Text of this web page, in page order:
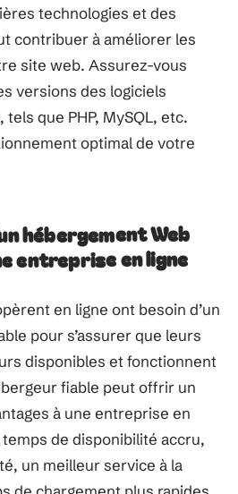
technologies et des
contribuer à améliorer les
site web. Assurez-vous
versions des logiciels
que PHP, MySQL, etc.
optimal de votre
hébergement Web
entreprise en ligne
en ligne ont besoin d’un
pour s’assurer que leurs
disponibles et fonctionnent
fiable peut offrir un
à une entreprise en
de disponibilité accru,
un meilleur service à la